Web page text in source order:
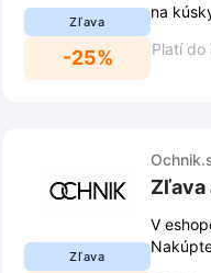
Zľava
-25%
na
Platí do
Zľava
Zľava
V